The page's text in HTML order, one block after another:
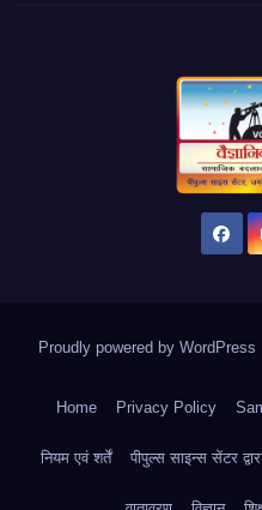
Proudly powered by WordPress
Home Privacy Policy
नियम एवं शर्तें पीपुल्स साइन्स सेंटर